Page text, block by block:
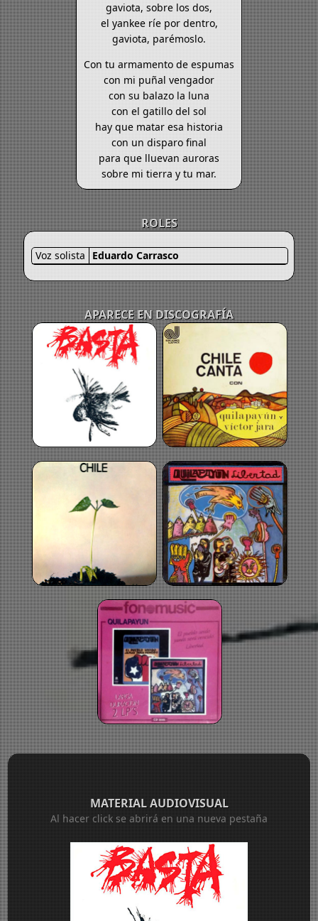
gaviota, sobre los dos,
el yankee ríe por dentro,
gaviota, parémoslo.
Con tu armamento de espumas
con mi puñal vengador
con su balazo la luna
con el gatillo del sol
hay que matar esa historia
con un disparo final
para que lluevan auroras
sobre mi tierra y tu mar.
ROLES
Voz solista Eduardo Carrasco
APARECE EN DISCOGRAFÍA
MATERIAL AUDIOVISUAL
Al hacer click se abrirá en una nueva pestaña